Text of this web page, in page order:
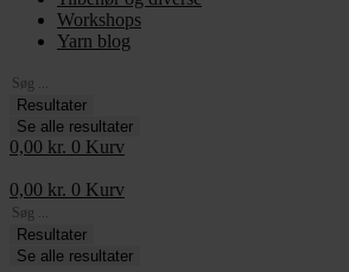
Workshops
Yarn blog
Search
...Resultater
Se alle resultater
0,00 kr. 0 Kurv
0,00 kr. 0 Kurv
Search
...Resultater
Se alle resultater